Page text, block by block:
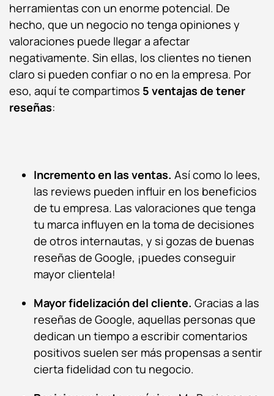
herramientas con un enorme potencial. De
hecho, que un negocio no tenga opiniones y
valoraciones puede llegar a afectar
negativamente. Sin ellas, los clientes no tienen
claro si pueden confiar o no en la empresa. Por
eso, aquí te compartimos 5 ventajas de tener
reseñas:
Incremento en las ventas. Así como lo lees,
las reviews pueden influir en los beneficios
de tu empresa. Las valoraciones que tenga
tu marca influyen en la toma de decisiones
de otros internautas, y si gozas de buenas
reseñas de Google, ¡puedes conseguir
mayor clientela!
Mayor fidelización del cliente. Gracias a las
reseñas de Google, aquellas personas que
dedican un tiempo a escribir comentarios
positivos suelen ser más propensas a sentir
cierta fidelidad con tu negocio.